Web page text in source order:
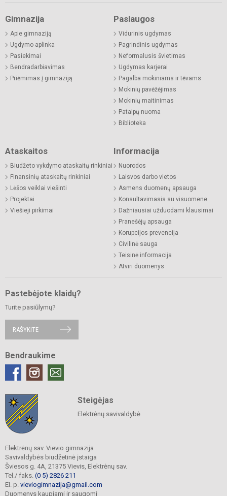
Gimnazija
Apie gimnaziją
Ugdymo aplinka
Pasiekimai
Bendradarbiavimas
Priėmimas į gimnaziją
Paslaugos
Vidurinis ugdymas
Pagrindinis ugdymas
Neformalusis švietimas
Ugdymas karjerai
Pagalba mokiniams ir tėvams
Mokinių pavėžėjimas
Mokinių maitinimas
Patalpų nuoma
Biblioteka
Ataskaitos
Biudžeto vykdymo ataskaitų rinkiniai
Finansinių ataskaitų rinkiniai
Lėšos veiklai viešinti
Projektai
Viešieji pirkimai
Informacija
Nuorodos
Laisvos darbo vietos
Asmens duomenų apsauga
Konsultavimasis su visuomene
Dažniausiai užduodami klausimai
Pranešėjų apsauga
Korupcijos prevencija
Civilinė sauga
Teisinė informacija
Atviri duomenys
Pastebėjote klaidų?
Turite pasiūlymų?
RAŠYKITE
Bendraukime
Steigėjas
Elektrėnų savivaldybė
Elektrėnų sav. Vievio gimnazija
Savivaldybės biudžetinė įstaiga
Šviesos g. 4A, 21375 Vievis, Elektrėnų sav.
Tel./ faks. (0 5) 2826 211
El. p. vieviogimnazija@gmail.com
Duomenys kaupiami ir saugomi